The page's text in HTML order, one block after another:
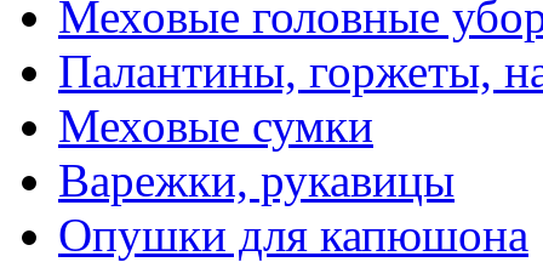
Меховые головные
Палантины, горжеты,
Меховые сумки
Варежки, рукавицы
Опушки для капюшона